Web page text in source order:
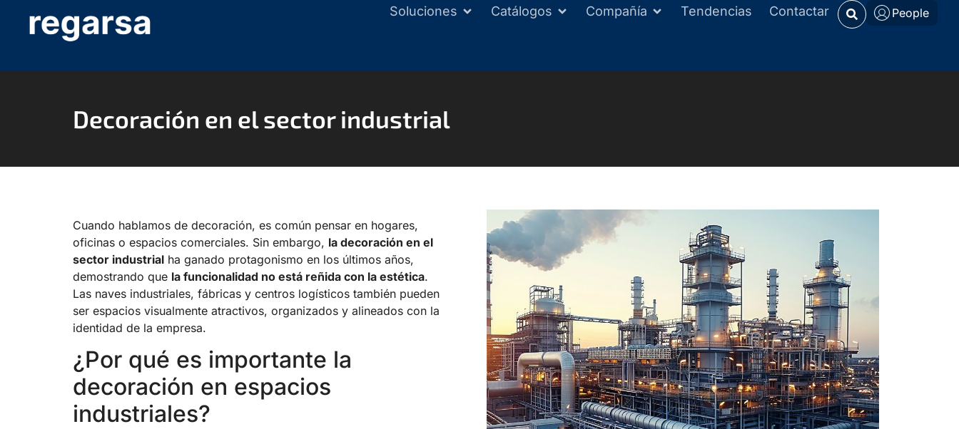
Soluciones Catálogos Compañía Tendencias Contactar People
Decoración en el sector industrial
Cuando hablamos de decoración, es común pensar en hogares,
oficinas o espacios comerciales. Sin embargo, la decoración en el
sector industrial ha ganado protagonismo en los últimos años,
demostrando que la funcionalidad no está reñida con la estética.
Las naves industriales, fábricas y centros logísticos también pueden
ser espacios visualmente atractivos, organizados y alineados con la
identidad de la empresa.
¿Por qué es importante la
decoración en espacios
industriales?